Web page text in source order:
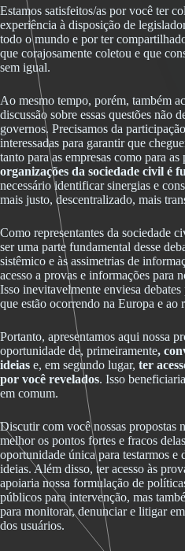
Estamos satisfeitos/as por você ter
experiência à disposição de
todo o mundo e por ter
que corajosamente coletou e que
sem igual.
Ao mesmo tempo, porém, também
discussão sobre essas questões não
governos. Precisamos da
interessadas para garantir que
tanto para as empresas como para as
organizações da sociedade civil é
necessário identificar sinergias e
mais justo, descentralizado, mais
Como representantes da sociedade
ser uma parte fundamental desse
sistêmico e às assimetrias de
acesso a provas e informações para
Isso inevitavelmente enviesa
que estão ocorrendo na Europa e ao
Portanto, apresentamos aqui nossa
oportunidade de, primeiramente,
ideias e, em segundo lugar, ter
por você revelados. Isso
em comum.
Discutir com você nossas propostas
melhor os pontos fortes e fracos
oportunidade única para testarmos e
ideias. Além disso, ter acesso às
apoiaria nossa formulação de
públicos para intervenção, mas
para monitorar, denunciar e litigar
dos usuários.